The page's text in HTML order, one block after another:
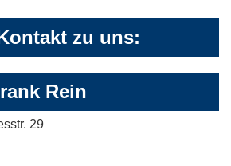
zu uns:
Rein
29